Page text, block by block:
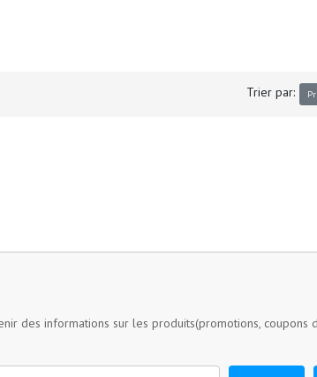
Trier par:
des informations sur les produits(promotions, coupons